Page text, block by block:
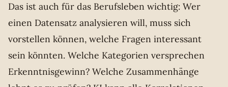
Das ist auch für das Berufsleben wichtig: Wer
einen Datensatz analysieren will, muss sich
vorstellen können, welche Fragen interessant
sein könnten. Welche Kategorien versprechen
Erkenntnisgewinn? Welche Zusammenhänge